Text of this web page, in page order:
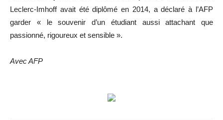
Leclerc-Imhoff avait été diplômé en 2014, a déclaré à l’AFP
garder « le souvenir d’un étudiant aussi attachant que
passionné, rigoureux et sensible ».
Avec AFP